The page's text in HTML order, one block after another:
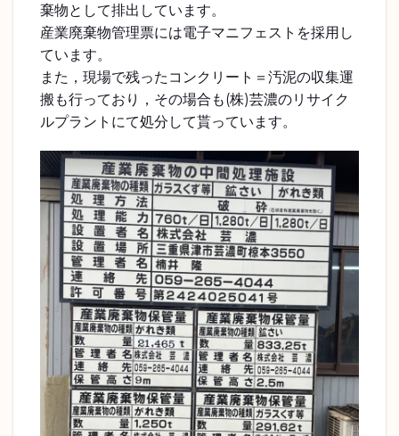
棄物として排出しています。
産業廃棄物管理票には電子マニフェストを採用し
ています。
また，現場で残ったコンクリート＝汚泥の収集運
搬も行っており，その場合も(株)芸濃のリサイク
ルプラントにて処分して貰っています。